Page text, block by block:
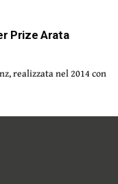
Prize Arata
realizzata nel 2014 con